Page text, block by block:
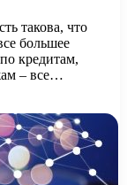
такова, что
большее
кредитам,
– все…